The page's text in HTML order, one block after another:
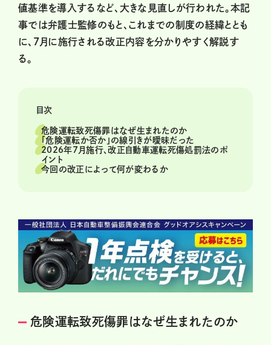
値基準を導入するなど、大きな見直しが行われた。本記
事では弁護士監修のもと、これまでの制度の経緯ととも
に、7月に施行される改正内容を分かりやすく解説す
る。
目次
危険運転致死傷罪はなぜ生まれたのか
「危険運転か否か」の線引きが曖昧だった
2026年7月施行、改正自動車運転死傷処罰法のポ
イント
今回の改正によって何が変わるか
危険運転致死傷罪はなぜ生まれたのか